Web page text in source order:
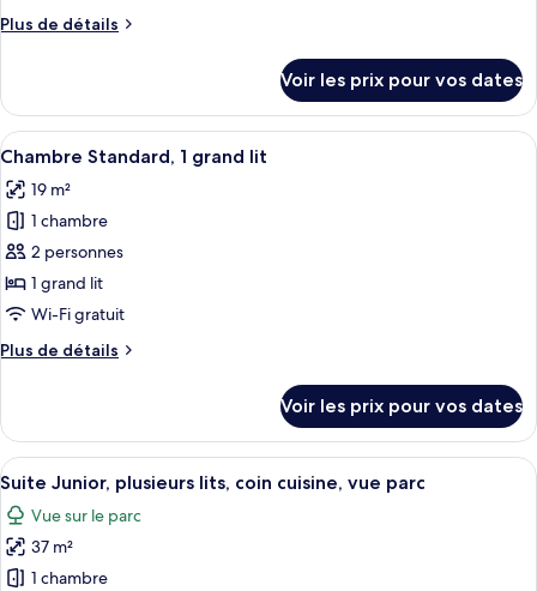
chambre :
très
grand
lit,
coin
cuisine
Plus de détails
Plus
le
type
de
Chambre
Supérieure,
très
grand
lit,
coin
cuisine
Voir les prix pour vos dates
Afficher
toutes
les
photos
pour
ce
type
chambre :
grand
lit
Une chambre avec un lit, un
6
Chambre Standard, 1 grand lit
19 m²
1 chambre
2 personnes
1 grand lit
Wi-Fi gratuit
Plus de détails
Plus
le
type
de
chambre
Chambre
Standard,
grand
Voir les prix pour vos dates
Afficher
toutes
les
photos
pour
Une chambre d’hôtel avec deux
12
Suite Junior, plusieurs lits, coin cuisine, vue parc
Vue sur le parc
37 m²
1 chambre